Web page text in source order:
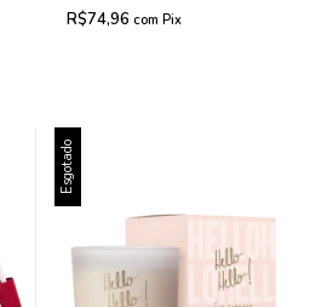
R$74,96 com Pix
Esgotado